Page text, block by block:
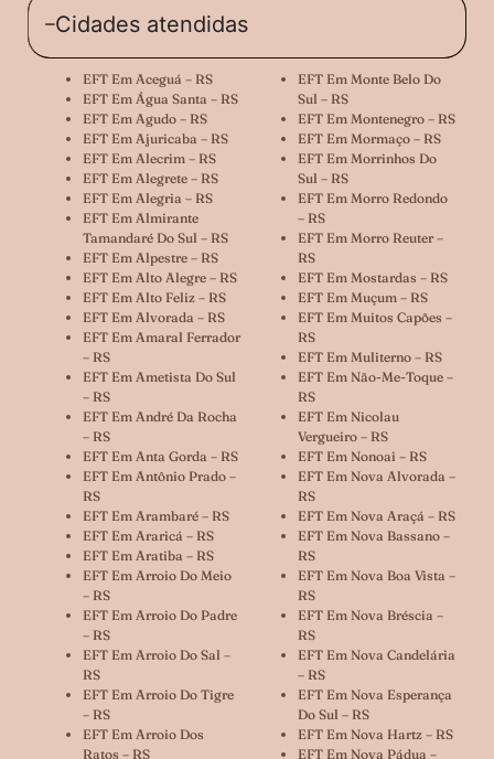
Cidades atendidas
EFT Em Aceguá – RS
EFT Em Água Santa – RS
EFT Em Agudo – RS
EFT Em Ajuricaba – RS
EFT Em Alecrim – RS
EFT Em Alegrete – RS
EFT Em Alegria – RS
EFT Em Almirante
Tamandaré Do Sul – RS
EFT Em Alpestre – RS
EFT Em Alto Alegre – RS
EFT Em Alto Feliz – RS
EFT Em Alvorada – RS
EFT Em Amaral Ferrador
– RS
EFT Em Ametista Do Sul
– RS
EFT Em André Da Rocha
– RS
EFT Em Anta Gorda – RS
EFT Em Antônio Prado –
RS
EFT Em Arambaré – RS
EFT Em Araricá – RS
EFT Em Aratiba – RS
EFT Em Arroio Do Meio
– RS
EFT Em Arroio Do Padre
– RS
EFT Em Arroio Do Sal –
RS
EFT Em Arroio Do Tigre
– RS
EFT Em Arroio Dos
Ratos – RS
EFT Em Monte Belo Do
Sul – RS
EFT Em Montenegro – RS
EFT Em Mormaço – RS
EFT Em Morrinhos Do
Sul – RS
EFT Em Morro Redondo
– RS
EFT Em Morro Reuter –
RS
EFT Em Mostardas – RS
EFT Em Muçum – RS
EFT Em Muitos Capões –
RS
EFT Em Muliterno – RS
EFT Em Não-Me-Toque –
RS
EFT Em Nicolau
Vergueiro – RS
EFT Em Nonoai – RS
EFT Em Nova Alvorada –
RS
EFT Em Nova Araçá – RS
EFT Em Nova Bassano –
RS
EFT Em Nova Boa Vista –
RS
EFT Em Nova Bréscia –
RS
EFT Em Nova Candelária
– RS
EFT Em Nova Esperança
Do Sul – RS
EFT Em Nova Hartz – RS
EFT Em Nova Pádua –